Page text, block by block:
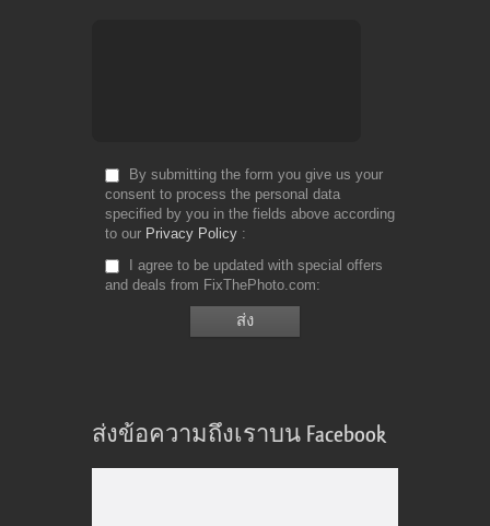
By submitting the form you give us your
consent to process the personal data
specified by you in the fields above according
to our Privacy Policy
I agree to be updated with special offers
and deals from FixThePhoto.com
ส่งข้อความถึงเราบน Facebook